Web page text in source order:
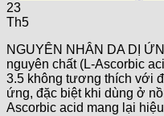
23
Th5
NGUYÊN NHÂN DA DỊ
nguyên chất (L-Ascorbic
3.5 không tương thích với
ứng, đặc biệt khi dùng ở
Ascorbic acid mang lại